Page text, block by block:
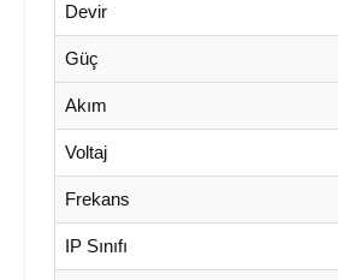
Devir
Güç
Akım
Voltaj
Frekans
IP Sınıfı